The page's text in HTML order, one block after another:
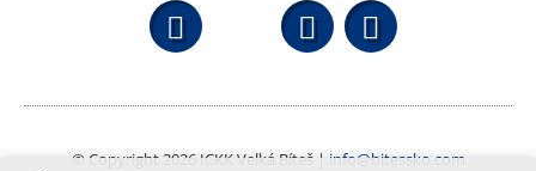
Facebook YouTube
© Copyright 2026 ICKK Velká Bíteš | info@bitessko.com